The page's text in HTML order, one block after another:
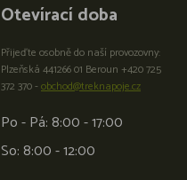
Otevírací doba
Přijeďte osobně do naší provozovny:
Plzeňská 441266 01 Beroun +420 725
372 370 -obchod@treknapoje.cz
Po - Pá: 8:00 - 17:00
So: 8:00 - 12:00